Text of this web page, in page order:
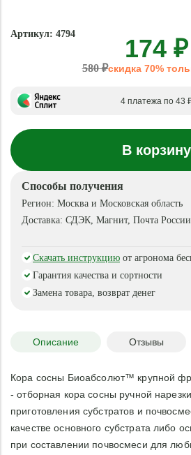
Артикул: 4794
174 ₽
580 ₽скидка 70%
4 платежа по 43
В корзину
Способы получения
Регион: Москва и Московская область
Доставка: СДЭК, Магнит, Почта России
Скачать инструкцию от агронома
Гарантия качества и сортности
Замена товара, возврат денег
Описание Отзывы
Кора сосны Биоабсолют™ крупной
- отборная кора сосны ручной
приготовления субстратов и
качестве основного субстрата либо
при составлении почвосмеси для